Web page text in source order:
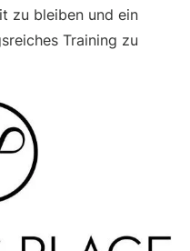
zu bleiben und ein
Training zu